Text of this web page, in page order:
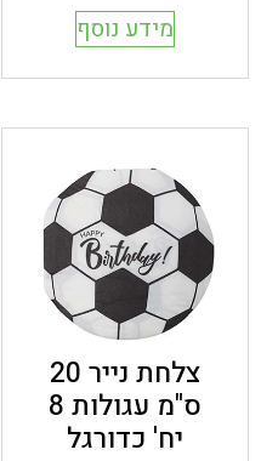
מידע נוסף
צלחת נייר 20
ס"מ עגולות 8
יח' כדורגל